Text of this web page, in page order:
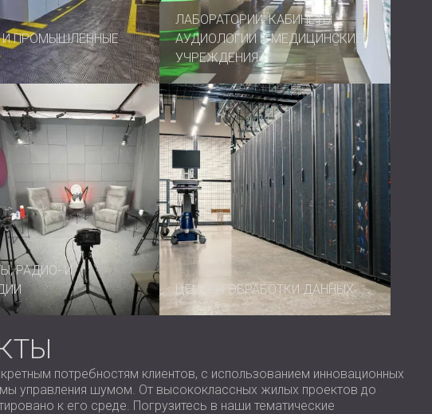
ПРОМЫШЛЕННЫЕ
ЛАБОРАТОРИИ, КАБИНЕТЫ
АУДИОЛОГИИ И МЕДИЦИНСКИЕ
УЧРЕЖДЕНИЯ
РАДИО- И
ЦЕНТРЫ ОБРАБОТКИ ДАННЫХ
потребностям клиентов, с использованием инновационных
управления шумом. От высококлассных жилых проектов до
к его среде. Погрузитесь в наши тематические